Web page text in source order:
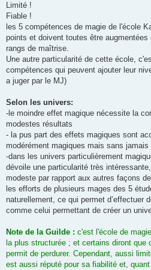
Limité !
Fiable !
les 5 compétences de magie de l'école
points et doivent toutes être
rangs de maîtrise.
Une autre particularité de cette école,
compétences qui peuvent ajouter leur
a juger par le MJ)
Selon les univers:
-le moindre effet magique nécessite la
modestes résultats
- la pus part des effets magiques sont
modérément magiques mais sans
-dans les univers particulièrement
dévoile une particularité très
modeste par rapport aux autres façons
les efforts de plusieurs mages des 5
naturellement, ce qui permet d’effectuer
comme celui permettant de créer un
Note de la Guilde : c'est l'école de
la plus structurée ; et certains diront que
permit de perdurer. Cependant, aussi
est aussi réputé pour sa fiabilité et,